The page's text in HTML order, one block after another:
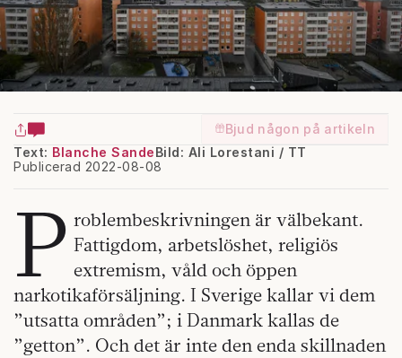
Bjud någon på artikeln
Text: Blanche Sande
Publicerad 2022-08-08
Bild: Ali Lorestani / TT
P roblembeskrivningen är välbekant.
Fattigdom, arbetslöshet, religiös
extremism, våld och öppen
narkotikaförsäljning. I Sverige kallar vi dem
”utsatta områden”; i Danmark kallas de
”getton”. Och det är inte den enda skillnaden